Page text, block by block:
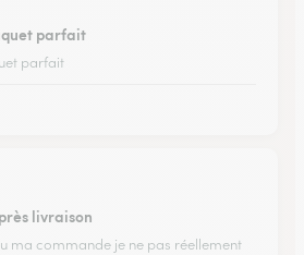
parfait
parfait
livraison
ma commande je ne pas réellement